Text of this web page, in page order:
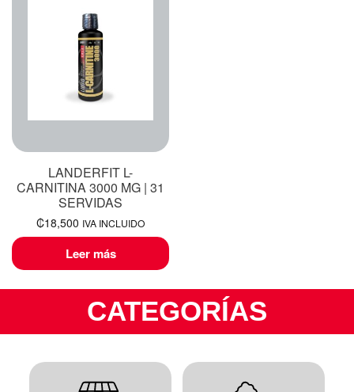
LANDERFIT L-
CARNITINA 3000 MG | 31
SERVIDAS
₡18,500 IVA INCLUIDO
Leer más
CATEGORÍAS